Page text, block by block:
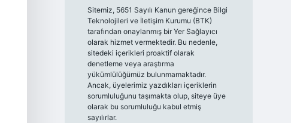
Sitemiz, 5651 Sayılı Kanun gereğince Bilgi
Teknolojileri ve İletişim Kurumu (BTK)
tarafından onaylanmış bir Yer Sağlayıcı
olarak hizmet vermektedir. Bu nedenle,
sitedeki içerikleri proaktif olarak
denetleme veya araştırma
yükümlülüğümüz bulunmamaktadır.
Ancak, üyelerimiz yazdıkları içeriklerin
sorumluluğunu taşımakta olup, siteye üye
olarak bu sorumluluğu kabul etmiş
sayılırlar.